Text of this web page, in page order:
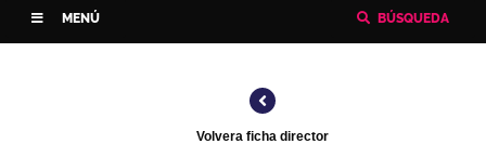
MENÚ BÚSQUEDA
Volvera ficha director